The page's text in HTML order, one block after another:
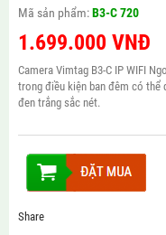
Mã sản phẩm:B3-C 720
1.699.000 VNĐ
Camera Vimtag B3-C IP WIFI
trong điều kiện ban đêm có thể
đen trắng sắc nét.
Share